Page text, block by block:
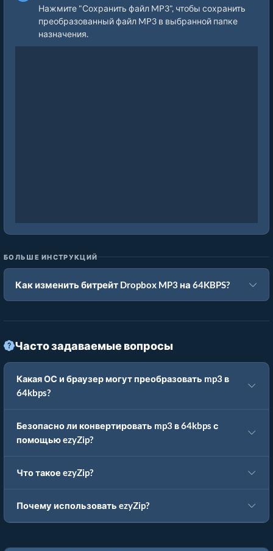
Нажмите "Сохранить файл MP3", чтобы сохранить
преобразованный файл MP3 в выбранной папке
назначения.
БОЛЬШЕ ИНСТРУКЦИЙ
Как изменить битрейт Dropbox MP3 на 64KBPS?
Часто задаваемые вопросы
Какая ОС и браузер могут преобразовать mp3 в
64kbps?
Безопасно ли конвертировать mp3 в 64kbps с
помощью ezyZip?
Что такое ezyZip?
Почему использовать ezyZip?